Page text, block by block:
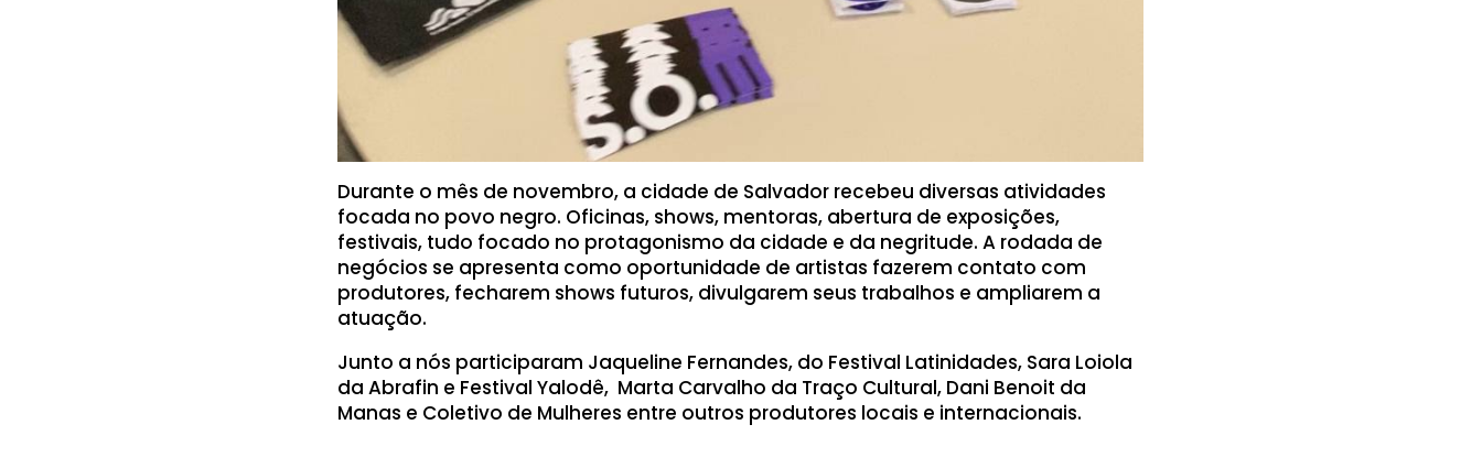
Durante o mês de novembro, a cidade de Salvador recebeu diversas atividades
focada no povo negro. Oficinas, shows, mentoras, abertura de exposições,
festivais, tudo focado no protagonismo da cidade e da negritude. A rodada de
negócios se apresenta como oportunidade de artistas fazerem contato com
produtores, fecharem shows futuros, divulgarem seus trabalhos e ampliarem a
atuação.
Junto a nós participaram Jaqueline Fernandes, do Festival Latinidades, Sara Loiola
da Abrafin e Festival Yalodê, Marta Carvalho da Traço Cultural, Dani Benoit da
Manas e Coletivo de Mulheres entre outros produtores locais e internacionais.